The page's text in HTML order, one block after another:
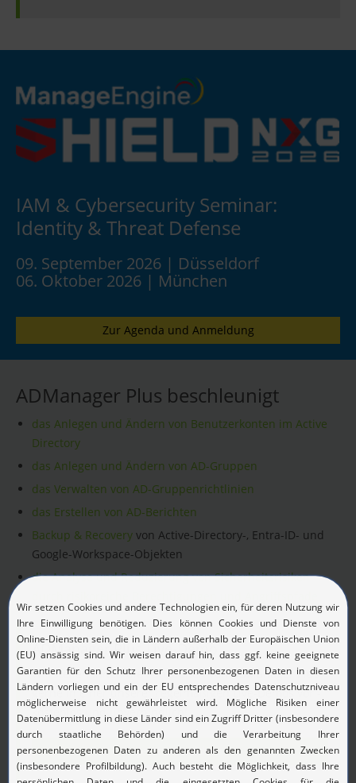
IAM & Cybersecurity Seminar:
Identity & Threat Defense
09. September 2026 | Düsseldorf
06. Oktober 2026 | München
Zur Agenda und Anmeldung
ADManager Plus beschleunigt
das Anlegen und Ändern von Benutzerkonten im Active
Directory
das Anlegen und Ändern von AD-Gruppen
das Verwalten von AD-Gruppenrichtlinien
das Erstellen von AD-Berichten
Backup & Recovery von Active-Directory-, Entra-ID- und
Google-Workspace-Objekten
die Analyse und Reduzierung von Sicherheitsrisiken
ADManager Plus Live-Demo
Wir stellen Ihnen die Funktionen von ADManager Plus
gerne in einer unserer regelmäßigen Live-Demos vor -
kostenlos und unverbindlich!
Jetzt anmelden!